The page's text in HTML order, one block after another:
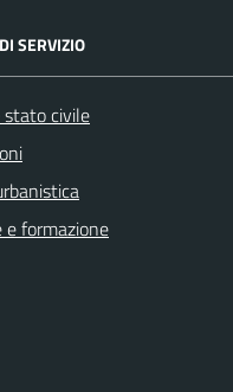
SERVIZIO
civile
e formazione